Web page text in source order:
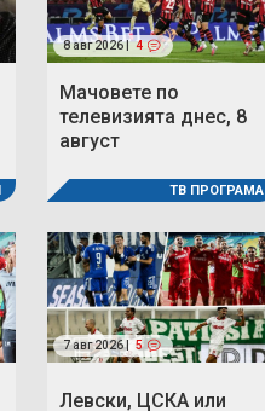
8 авг 2026 | 4
Мачовете по
телевизията днес, 8
август
ТВ ПРОГРАМА
7 авг 2026 | 5
Левски, ЦСКА или